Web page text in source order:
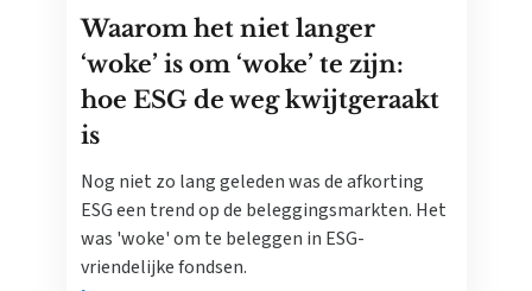
Waarom het niet langer
‘woke’ is om ‘woke’ te zijn:
hoe ESG de weg kwijtgeraakt
is
Nog niet zo lang geleden was de afkorting
ESG een trend op de beleggingsmarkten. Het
was 'woke' om te beleggen in ESG-
vriendelijke fondsen.